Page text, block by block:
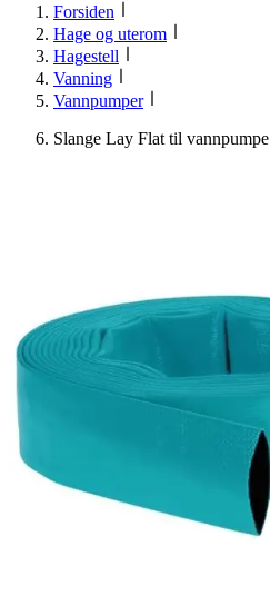
Forsiden
Hage og uterom
Hagestell
Vanning
Vannpumper
Slange Lay Flat til vannpumpe